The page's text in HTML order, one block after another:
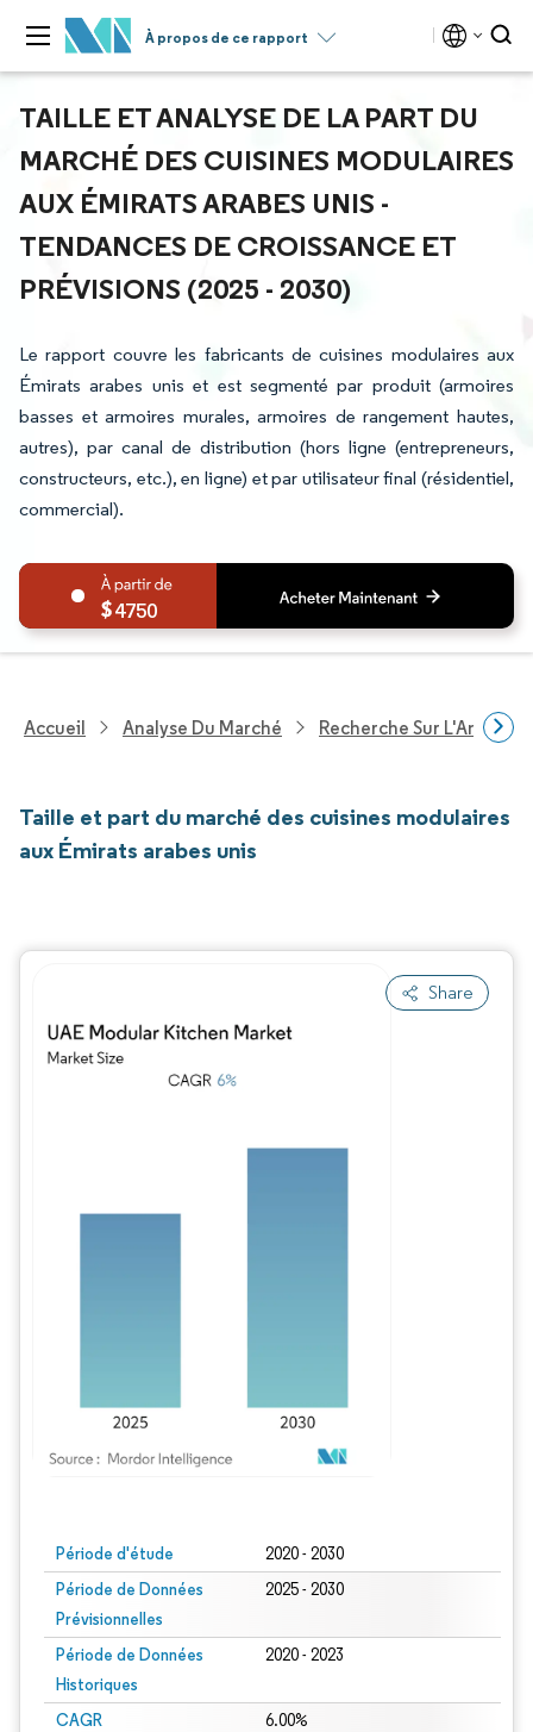
À propos de ce rapport
TAILLE ET ANALYSE DE LA PART DU
MARCHÉ DES CUISINES MODULAIRES
AUX ÉMIRATS ARABES UNIS -
TENDANCES DE CROISSANCE ET
PRÉVISIONS (2025 - 2030)
Le rapport couvre les fabricants de cuisines modulaires aux
Émirats arabes unis et est segmenté par produit (armoires
basses et armoires murales, armoires de rangement hautes,
autres), par canal de distribution (hors ligne (entrepreneurs,
constructeurs, etc.), en ligne) et par utilisateur final (résidentiel,
commercial).
4750
Accueil Analyse Du Marché Recherche Sur
Taille et part du marché des cuisines modulaires
aux Émirats arabes unis
Share
Période d'étude 2020 - 2030
Période de Données
Prévisionnelles
2025 - 2030
Période de Données
Historiques
2020 - 2023
CAGR 6.00%